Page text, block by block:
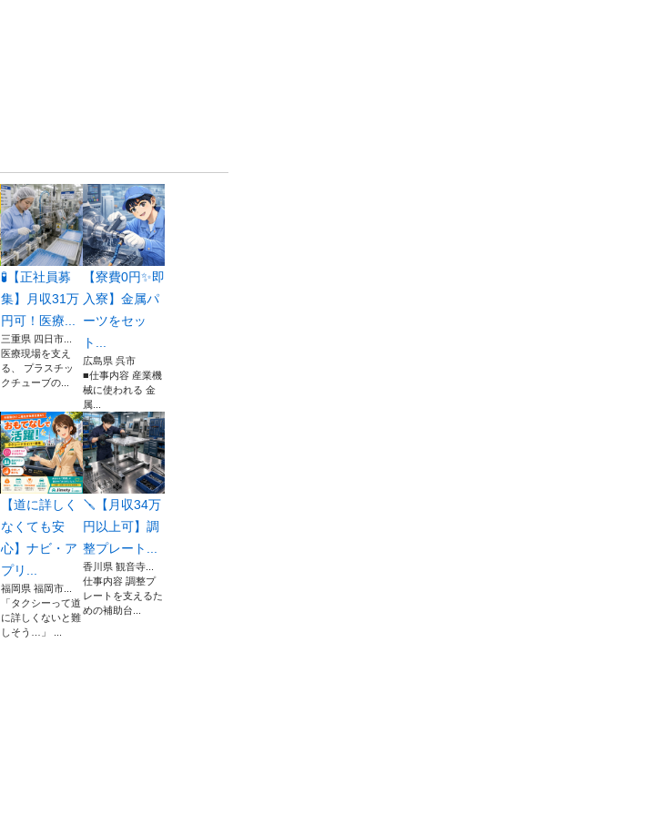
🧪【正社員募
集】月収31万
円可！医療...
三重県 四日市...
医療現場を支え
る、 プラスチッ
クチューブの...
【寮費0円✨即
入寮】金属パ
ーツをセッ
ト...
広島県 呉市
■仕事内容 産業機
械に使われる 金
属...
【道に詳しく
なくても安
心】ナビ・ア
プリ...
福岡県 福岡市...
「タクシーって道
に詳しくないと難
しそう…」 ...
🪛【月収34万
円以上可】調
整プレート...
香川県 観音寺...
仕事内容 調整プ
レートを支えるた
めの補助台...